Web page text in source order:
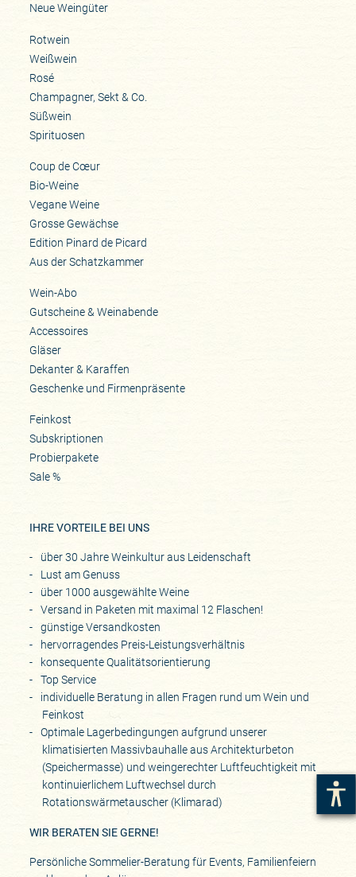
Neue Weingüter
Rotwein
Weißwein
Rosé
Champagner, Sekt & Co.
Süßwein
Spirituosen
Coup de Cœur
Bio-Weine
Vegane Weine
Grosse Gewächse
Edition Pinard de Picard
Aus der Schatzkammer
Wein-Abo
Gutscheine & Weinabende
Accessoires
Gläser
Dekanter & Karaffen
Geschenke und Firmenpräsente
Feinkost
Subskriptionen
Probierpakete
Sale %
IHRE VORTEILE BEI UNS
über 30 Jahre Weinkultur aus Leidenschaft
Lust am Genuss
über 1000 ausgewählte Weine
Versand in Paketen mit maximal 12 Flaschen!
günstige Versandkosten
hervorragendes Preis-Leistungsverhältnis
konsequente Qualitätsorientierung
Top Service
individuelle Beratung in allen Fragen rund um Wein und
Feinkost
Optimale Lagerbedingungen aufgrund unserer
klimatisierten Massivbauhalle aus Architekturbeton
(Speichermasse) und weingerechter Luftfeuchtigkeit mit
kontinuierlichem Luftwechsel durch
Rotationswärmetauscher (Klimarad)
WIR BERATEN SIE GERNE!
Persönliche Sommelier-Beratung für Events, Familienfeiern